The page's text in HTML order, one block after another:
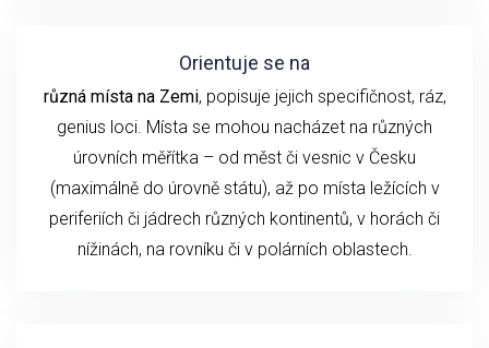
Orientuje se na
různá místa na Zemi, popisuje jejich specifičnost, ráz,
genius loci. Místa se mohou nacházet na různých
úrovních měřítka – od měst či vesnic v Česku
(maximálně do úrovně státu), až po místa ležících v
periferiích či jádrech různých kontinentů, v horách či
nížinách, na rovníku či v polárních oblastech.